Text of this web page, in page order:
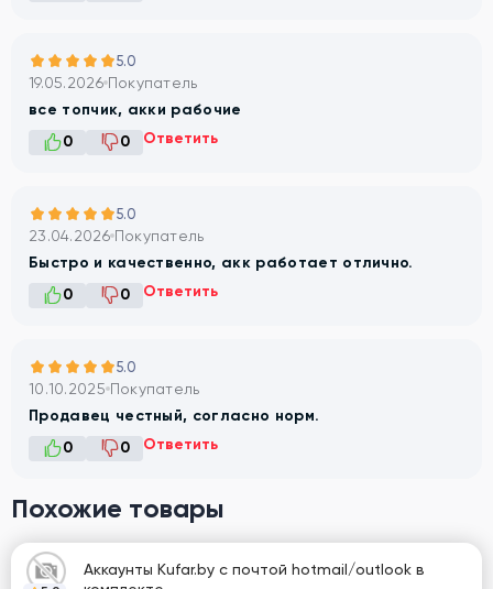
5.0
19.05.2026 Покупатель
все топчик, акки рабочие
0
0 Ответить
5.0
23.04.2026 Покупатель
Быстро и качественно, акк работает отлично.
0
0 Ответить
5.0
10.10.2025 Покупатель
Продавец честный, согласно норм.
0
0 Ответить
Похожие товары
Аккаунты Kufar.by с почтой hotmail/outlook в